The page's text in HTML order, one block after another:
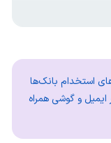
استخدام بانک‌ها
و گوشی همراه